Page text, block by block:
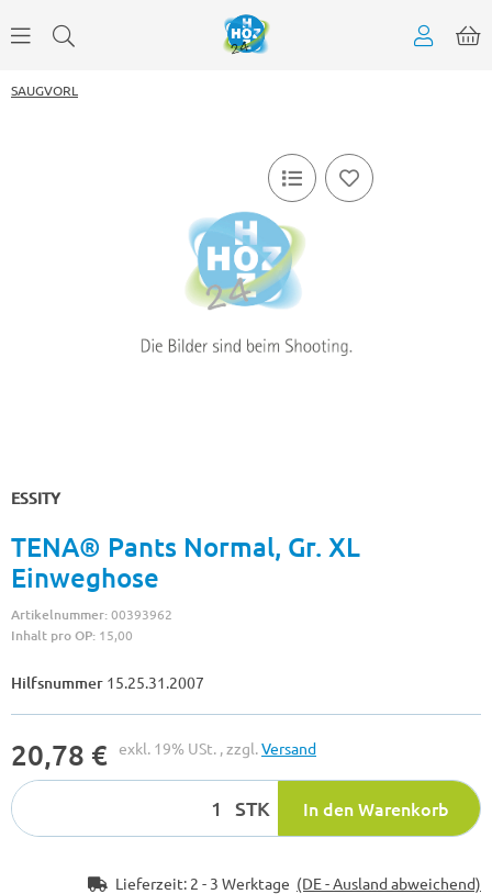
SAUGVORL
ESSITY
TENA® Pants Normal, Gr. XL
Einweghose
Artikelnummer:00393962
Inhalt pro OP: 15,00
Hilfsnummer 15.25.31.2007
20,78 € exkl. 19% USt. , zzgl.Versand
STK In den Warenkorb
Lieferzeit: 2 - 3 Werktage (DE - Ausland abweichend)